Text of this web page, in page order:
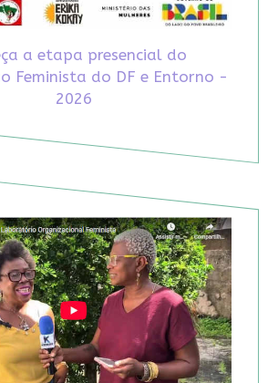
a etapa presencial do
Feminista do DF e Entorno -
2026